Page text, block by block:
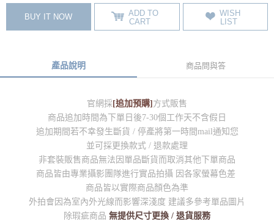
BUY IT NOW
ADD TO
CART
WISH
LIST
產品說明 商品問與答
官網採[追加預購]方式販售
商品追加時間為下單日後7-30個工作天不含假日
追加期間若不幸發生斷貨 / 停產將第一時間mail通知您
並可採更換款式 / 退款處理
非套裝販售商品無法因單品斷貨而取消其他下單商品
商品皆由專業攝影團隊進行實品拍攝 因各家螢幕色差
商品皆以實際商品顏色為準
外拍會因為室內外光線而影響深淺度 建議多參考單品圖片
除瑕疵商品 無提供尺寸更換 / 退貨服務